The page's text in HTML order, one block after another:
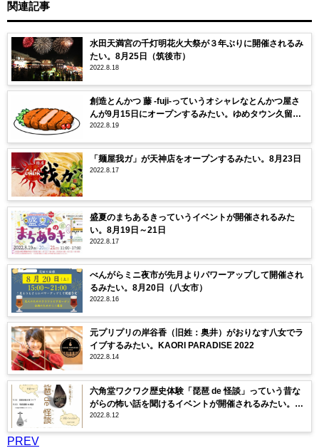
関連記事
水田天満宮の千灯明花火大祭が３年ぶりに開催されるみ
たい。8月25日（筑後市）
2022.8.18
創造とんかつ 藤 -fuji-っていうオシャレなとんかつ屋さ
んが9月15日にオープンするみたい。ゆめタウン久留米
の近く
2022.8.19
「麺屋我ガ」が天神店をオープンするみたい。8月23日
2022.8.17
盛夏のまちあるきっていうイベントが開催されるみた
い。8月19日～21日
2022.8.17
べんがらミニ夜市が先月よりパワーアップして開催され
るみたい。8月20日（八女市）
2022.8.16
元プリプリの岸谷香（旧姓：奥井）がおりなす八女でラ
イブするみたい。KAORI PARADISE 2022
2022.8.14
六角堂ワクワク歴史体験「琵琶 de 怪談」っていう昔な
がらの怖い話を聞けるイベントが開催されるみたい。8
月21日
2022.8.12
PREV